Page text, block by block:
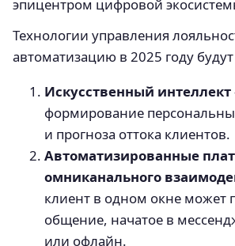
эпицентром цифровой
Технологии управления
автоматизацию в 2025 году
Искусственный интеллект
формирование
и прогноза оттока клиентов.
Автоматизированные
омниканального
клиент в одном окне может
общение, начатое в
или офлайн.